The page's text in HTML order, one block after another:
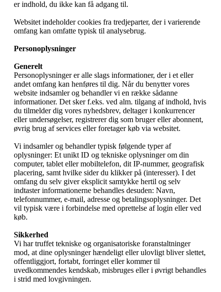
er indhold, du ikke kan få adgang til.
Websitet indeholder cookies fra tredjeparter, der i varierende
omfang kan omfatte typisk til analysebrug.
Personoplysninger
Generelt
Personoplysninger er alle slags informationer, der i et eller
andet omfang kan henføres til dig. Når du benytter vores
website indsamler og behandler vi en række sådanne
informationer. Det sker f.eks. ved alm. tilgang af indhold, hvis
du tilmelder dig vores nyhedsbrev, deltager i konkurrencer
eller undersøgelser, registrerer dig som bruger eller abonnent,
øvrig brug af services eller foretager køb via websitet.
Vi indsamler og behandler typisk følgende typer af
oplysninger: Et unikt ID og tekniske oplysninger om din
computer, tablet eller mobiltelefon, dit IP-nummer, geografisk
placering, samt hvilke sider du klikker på (interesser). I det
omfang du selv giver eksplicit samtykke hertil og selv
indtaster informationerne behandles desuden: Navn,
telefonnummer, e-mail, adresse og betalingsoplysninger. Det
vil typisk være i forbindelse med oprettelse af login eller ved
køb.
Sikkerhed
Vi har truffet tekniske og organisatoriske foranstaltninger
mod, at dine oplysninger hændeligt eller ulovligt bliver slettet,
offentliggjort, fortabt, forringet eller kommer til
uvedkommendes kendskab, misbruges eller i øvrigt behandles
i strid med lovgivningen.